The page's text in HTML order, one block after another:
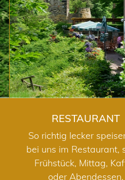
RESTAURANT
So richtig lecker
bei uns im Restaurant,
Frühstück, Mittag,
oder Abendessen.